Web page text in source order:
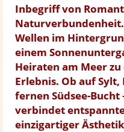
Inbegriff von
Wellen im
einem
Heiraten am Meer
Erlebnis. Ob auf
fernen Südsee-
verbindet
einzigartiger